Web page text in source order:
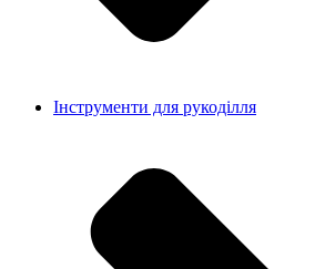
Інструменти для рукоділля